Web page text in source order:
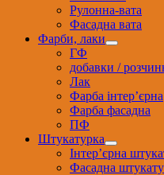
Рулонна-вата
Фасадна вата
Фарби, лаки
ГФ
добавки /
Лак
Фарба інтер’єрна
Фарба фасадна
ПФ
Штукатурка
Інтер’єрна
Фасадна